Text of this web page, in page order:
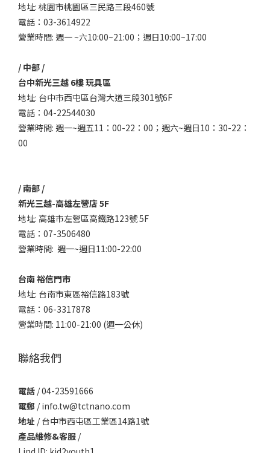
地址: 桃園市桃園區三民路三段460號
電話：03-3614922
營業時間: 週一 ~六10:00~21:00；週日10:00~17:00
/ 中部 /
台中新光三越 6樓 玩具區
地址: 台中市西屯區台灣大道三段301號6F
電話：04-22544030
營業時間: 週一~週五11：00-22：00；週六~週日10：30-22：
00
/ 南部 /
新光三越-高雄左營店 5F
地址: 高雄市左營區高鐵路123號 5F
電話：07-3506480
營業時間: 週一~週日11:00-22:00
台南 裕信門市
地址: 台南市東區裕信路183號
電話：06-3317878
營業時間: 11:00-21:00 (週一公休)
聯絡我們
電話 / 04-23591666
電郵 / info.tw@tctnano.com
地址 / 台中市西屯區工業區14路1號
產品維修&客服 /